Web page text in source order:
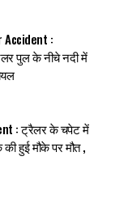
Accident :
पुल के नीचे नदी में
: ट्रैलर के चपेट में
हुई मौके पर मौत ,